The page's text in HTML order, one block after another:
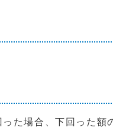
た場合、下回った額